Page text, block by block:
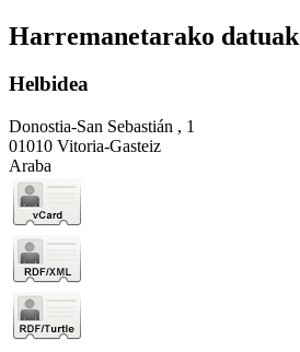
Harremanetarako datuak
Helbidea
Donostia-San Sebastián , 1
01010 Vitoria-Gasteiz
Araba